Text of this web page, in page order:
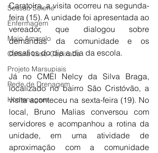
Sessão Solene
Enfermagem
Maio Amarelo
Cultura Luso-Capixaba
Projeto Marsupiais
Rede de Drenagem
Homenagem
Caratoíra, a visita ocorreu na segunda-
feira (15). A unidade foi apresentada ao
vereador, que dialogou sobre
demandas da comunidade e os
desafios do dia a dia da escola.
Já no CMEI Nelcy da Silva Braga,
localizado no bairro São Cristóvão, a
visita aconteceu na sexta-feira (19). No
local, Bruno Malias conversou com
servidores e acompanhou a rotina da
unidade, em uma atividade de
aproximação com a comunidade